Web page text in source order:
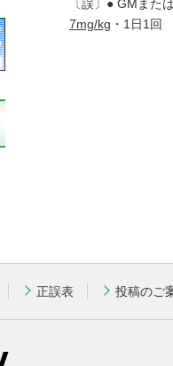
〔誤〕● GMまた
7mg/kg ・1日1回
正誤表 投稿のご